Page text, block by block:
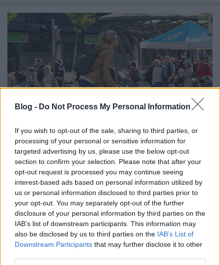
Blog - Do Not Process My Personal Information
If you wish to opt-out of the sale, sharing to third parties, or
processing of your personal or sensitive information for
targeted advertising by us, please use the below opt-out
section to confirm your selection. Please note that after your
opt-out request is processed you may continue seeing
interest-based ads based on personal information utilized by
us or personal information disclosed to third parties prior to
your opt-out. You may separately opt-out of the further
disclosure of your personal information by third parties on the
IAB’s list of downstream participants. This information may
also be disclosed by us to third parties on the IAB’s List of
Downstream Participants that may further disclose it to other
Szia őszi tavasz!
halar•2015. november 10.
A téliesen indult, majd decens ősszé változott és
most újabban tavasziasra forduló idővel nem csak a
mindennapos közlekedőknek okoz kellemes
meglepetéseket a klímaváltozás, hanem kicsit a
bringás blogger barátja is. Így minden hitelességi
probléma nélkül tudjuk elővenni a…